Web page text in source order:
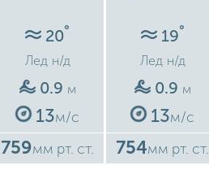
20°
Лед н/д
0.9 м
13м/с
759мм рт. ст.
19°
Лед н/д
0.9 м
13м/с
754мм рт. ст.